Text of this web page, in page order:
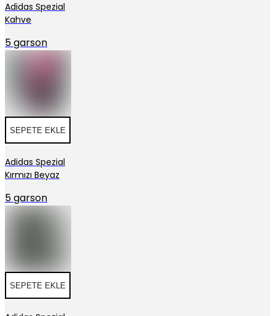
Adidas Spezial
Kahve
5 garson
SEPETE EKLE
Adidas Spezial
Kırmızı Beyaz
5 garson
SEPETE EKLE